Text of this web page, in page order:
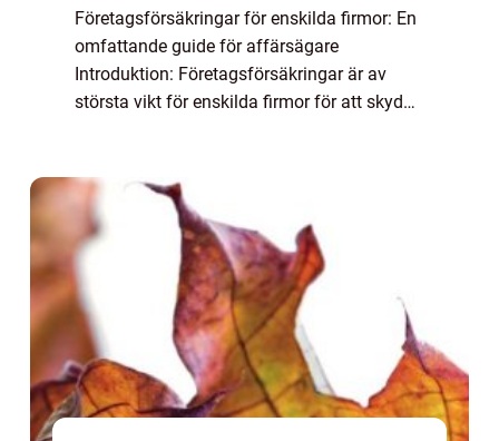
Företagsförsäkringar för enskilda firmor: En
omfattande guide för affärsägare
Introduktion: Företagsförsäkringar är av
största vikt för enskilda firmor för att skydda